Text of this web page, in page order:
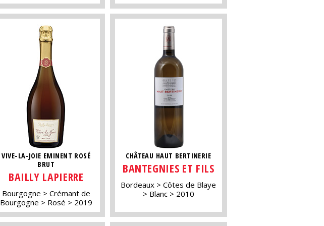
VIVE-LA-JOIE EMINENT ROSÉ
BRUT
BAILLY LAPIERRE
Bourgogne
Crémant de
Bourgogne
Rosé 2019
CHÂTEAU HAUT BERTINERIE
BANTEGNIES ET FILS
Bordeaux
Côtes de Blaye
Blanc
2010